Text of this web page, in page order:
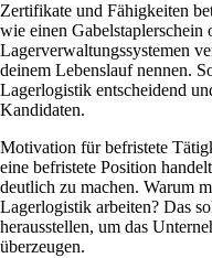
Zertifikate und Fähigkeiten
wie einen
Lagerverwaltungssystemen
deinem Lebenslauf nennen.
Lagerlogistik entscheidend
Kandidaten.
Motivation für befristete
eine befristete Position
deutlich zu machen. Warum
Lagerlogistik arbeiten? Das
herausstellen, um das
überzeugen.